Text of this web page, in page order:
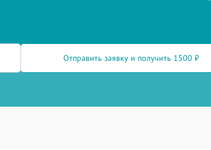
Отправить заявку и получить 1500 ₽